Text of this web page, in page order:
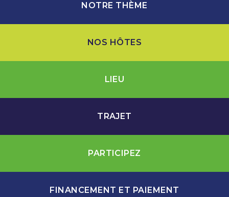
NOTRE THÈME
NOS HÔTES
LIEU
TRAJET
PARTICIPEZ
FINANCEMENT ET PAIEMENT